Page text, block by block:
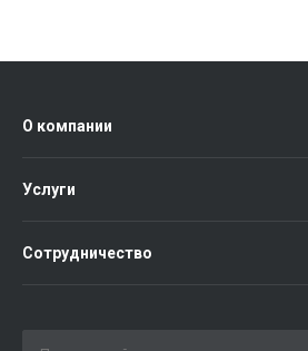
О компании
Услуги
Сотрудничество